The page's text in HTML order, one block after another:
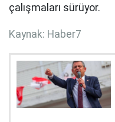
çalışmaları sürüyor.
Kaynak: Haber7